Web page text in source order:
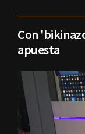
Con
apuesta